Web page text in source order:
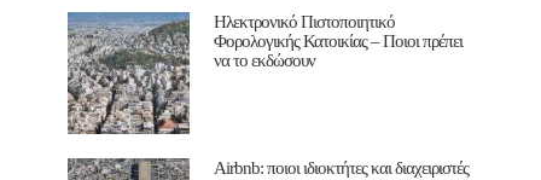
Ηλεκτρονικό Πιστοποιητικό
Φορολογικής Κατοικίας – Ποιοι πρέπει
να το εκδώσουν
Airbnb: ποιοι ιδιοκτήτες και διαχειριστές